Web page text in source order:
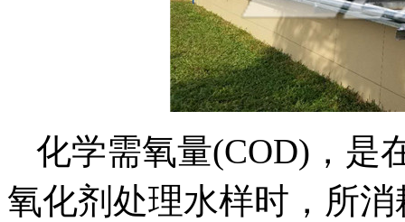
化学需氧量(COD)，是
氧化剂处理水样时，所